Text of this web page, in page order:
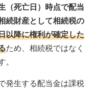
（死亡日）時点で配当
続財産として相続税の
以降に権利が確定した
ため、相続税ではなく
発生する配当金は課税